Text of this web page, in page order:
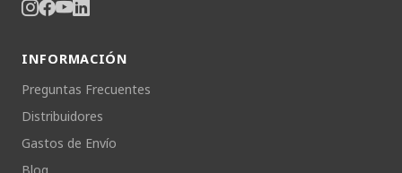
INFORMACIÓN
Preguntas Frecuentes
Distribuidores
Gastos de Envío